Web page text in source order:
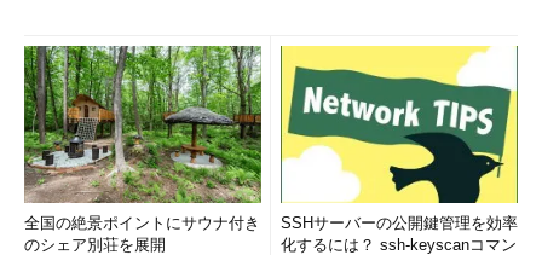
全国の絶景ポイントにサウナ付き
のシェア別荘を展開
SSHサーバーの公開鍵管理を効率
化するには？ ssh-keyscanコマン